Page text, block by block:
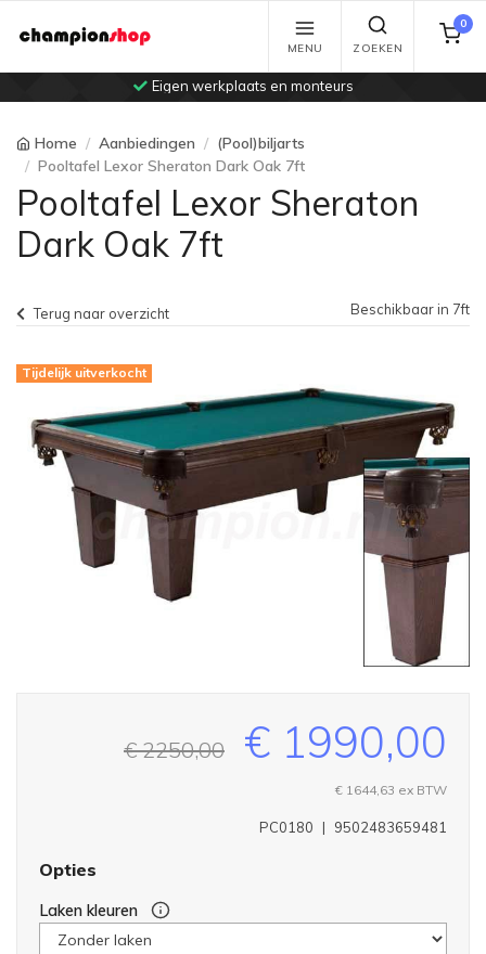
Eigen werkplaats en monteurs
MENU ZOEKEN
0
Home Aanbiedingen
(Pool)biljarts
Pooltafel Lexor Sheraton Dark Oak 7ft
Pooltafel Lexor Sheraton
Dark Oak 7ft
Terug naar overzicht Beschikbaar in 7ft
Tijdelijk uitverkocht
€ 2250,00 € 1990,00
€ 1644,63 ex BTW
9502483659481
|
PC0180
Opties
Laken kleuren